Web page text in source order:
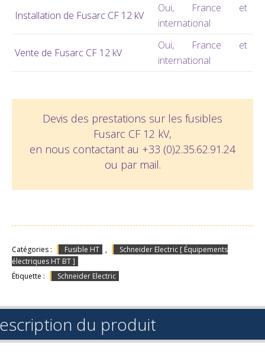
Installation de Fusarc CF 12 kV
Oui, France et
international
Vente de Fusarc CF 12 kV
Oui, France et
international
Devis des prestations sur les fusibles
Fusarc CF 12 kV,
en nous contactant au +33 (0)2.35.62.91.24
ou par mail.
Catégories : Fusible HT ,
Schneider Electric [ Équipements
électriques HT BT ]
Étiquette :
Schneider Electric
du produit